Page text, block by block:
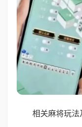
相关麻将玩法